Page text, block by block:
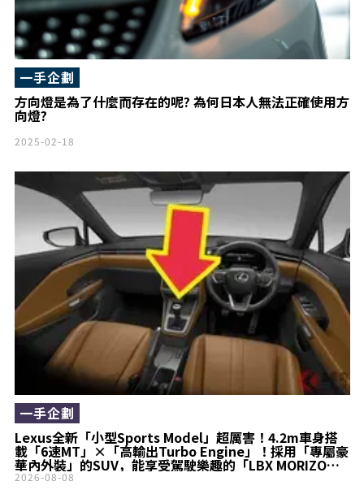
方向燈是為了什麼而存在的呢? 為何日本人無法正確使用方
向燈?
一手企劃
2025-02-18
Lexus全新「小型Sports Model」超厲害！4.2m車身搭
載「6速MT」×「高輸出Turbo Engine」！採用「專屬豪
華內外裝」的SUV，能享受駕駛樂趣的「LBX MORIZO
RR」持續進化備受矚目！
一手企劃
2026-08-08